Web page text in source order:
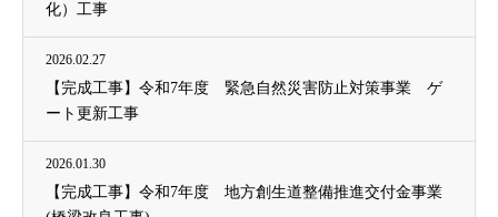
化）工事
2026.02.27
【完成工事】令和7年度 緊急自然災害防止対策事業 ゲ
ート更新工事
2026.01.30
【完成工事】令和7年度 地方創生道整備推進交付金事業